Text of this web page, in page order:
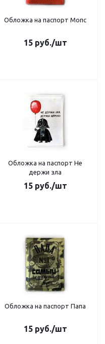
Обложка на паспорт Мопс
15руб./шт
Обложка на паспорт Не
держи зла
15руб./шт
Обложка на паспорт Папа
15руб./шт